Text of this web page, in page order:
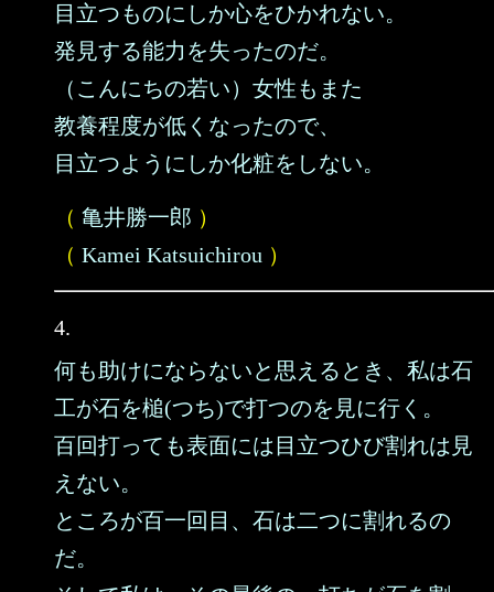
目立つものにしか心をひかれない。
発見する能力を失ったのだ。
（こんにちの若い）女性もまた
教養程度が低くなったので、
目立つようにしか化粧をしない。
（ 亀井勝一郎 ）
（ Kamei Katsuichirou ）
4.
何も助けにならないと思えるとき、私は石
工が石を槌(つち)で打つのを見に行く。
百回打っても表面には目立つひび割れは見
えない。
ところが百一回目、石は二つに割れるの
だ。